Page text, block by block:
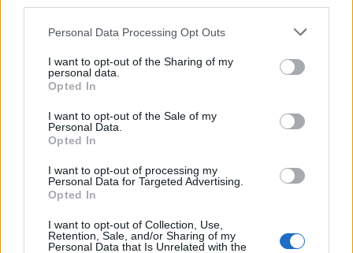
Personal Data Processing Opt Outs
I want to opt-out of the Sharing of my
personal data.
Opted In
I want to opt-out of the Sale of my
Personal Data.
Opted In
I want to opt-out of processing my
Personal Data for Targeted Advertising.
Opted In
I want to opt-out of Collection, Use,
Retention, Sale, and/or Sharing of my
Personal Data that Is Unrelated with the
Zpravodajství
Většina koupališť na Příbramsku nabízí
Živohošti
Zpravodajství
Příbram modernizuje parkovací automaty.
Přibudou i tři nové poblíž Svaté Hory
Zpravodajství
Středočeský kraj upravil pravidla soutěže.
Obce nově získají body i za předcházení
vzniku odpadu